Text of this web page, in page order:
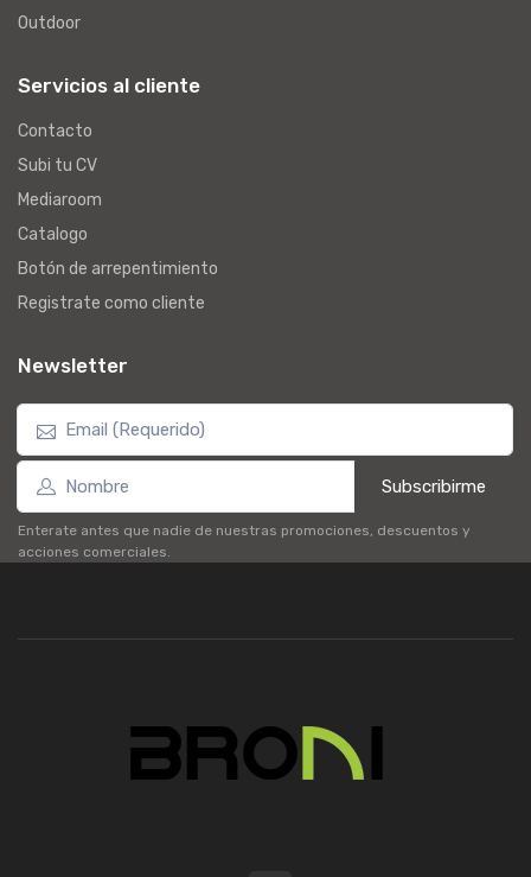
Outdoor
Servicios al cliente
Contacto
Subi tu CV
Mediaroom
Catalogo
Botón de arrepentimiento
Registrate como cliente
Newsletter
Subscribirme
Enterate antes que nadie de nuestras promociones, descuentos y
acciones comerciales.